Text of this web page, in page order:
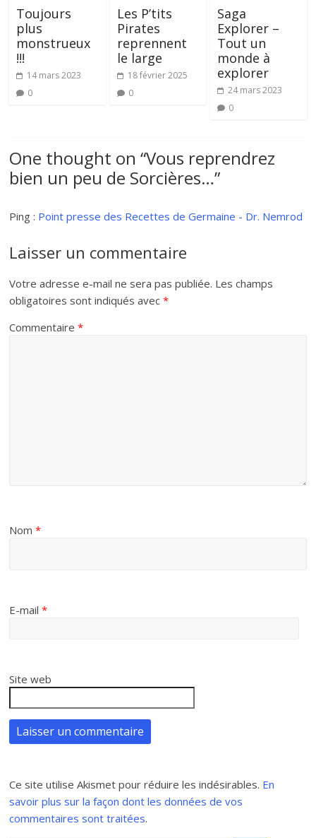
Toujours
plus
monstrueux
!!!
14 mars 2023
0
Les P’tits
Pirates
reprennent
le large
18 février 2025
0
Saga
Explorer –
Tout un
monde à
explorer
24 mars 2023
0
One thought on “Vous reprendrez
bien un peu de Sorcières…”
Ping : Point presse des Recettes de Germaine - Dr. Nemrod
Laisser un commentaire
Votre adresse e-mail ne sera pas publiée. Les champs
obligatoires sont indiqués avec*
Commentaire*
Nom*
E-mail*
Site web
Ce site utilise Akismet pour réduire les indésirables. En
savoir plus sur la façon dont les données de vos
commentaires sont traitées.